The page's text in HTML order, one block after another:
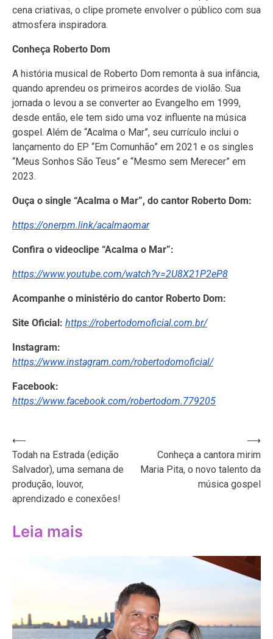
cena criativas, o clipe promete envolver o público com sua
atmosfera inspiradora.
Conheça Roberto Dom
A história musical de Roberto Dom remonta à sua infância,
quando aprendeu os primeiros acordes de violão. Sua
jornada o levou a se converter ao Evangelho em 1999,
desde então, ele tem sido uma voz influente na música
gospel. Além de “Acalma o Mar”, seu currículo inclui o
lançamento do EP “Em Comunhão” em 2021 e os singles
“Meus Sonhos São Teus” e “Mesmo sem Merecer” em
2023.
Ouça o single “Acalma o Mar”, do cantor Roberto Dom:
https://onerpm.link/acalmaomar
Confira o videoclipe “Acalma o Mar”:
https://www.youtube.com/watch?v=2U8X21P2eP8
Acompanhe o ministério do cantor Roberto Dom:
Site Oficial: https://robertodomoficial.com.br/
Instagram:
https://www.instagram.com/robertodomoficial/
Facebook:
https://www.facebook.com/robertodom.779205
Navegação
de
Post
⟵
Todah na Estrada (edição
Salvador), uma semana de
produção, louvor,
aprendizado e conexões!
Conheça a cantora mirim
Maria Pita, o novo talento da
música gospel
⟶
Leia mais